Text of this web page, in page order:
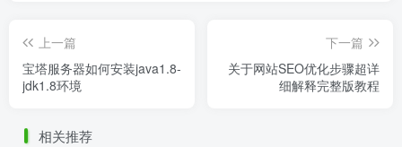
上一篇
宝塔服务器如何安装java1.8-
jdk1.8环境
下一篇
关于网站SEO优化步骤超详
细解释完整版教程
相关推荐